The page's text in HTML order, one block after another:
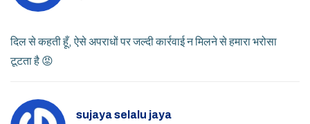
दिल से कहती हूँ, ऐसे अपराधों पर जल्दी कार्रवाई न मिलने से हमारा भरोसा
टूटता है 😡
sujaya selalu jaya